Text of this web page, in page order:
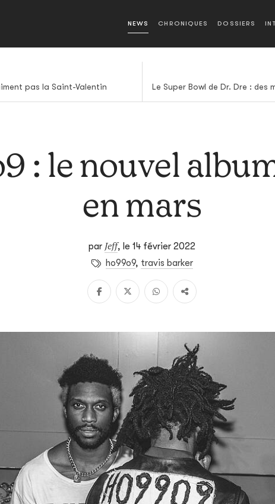
NEWS CHRONIQUES DOSSIERS
pas la Saint-Valentin
: le nouvel
en mars
par Jeff, le 14 février 2022
ho99o9, travis barker